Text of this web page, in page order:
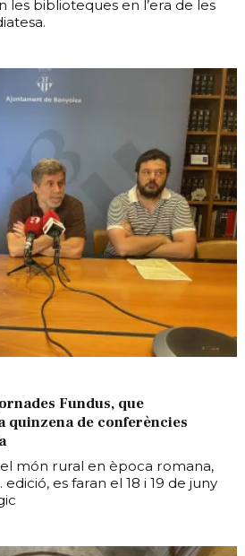
les biblioteques en l’era de les
Fundus, que
quinzena de conferències
món rural en època romana,
es faran el 18 i 19 de juny